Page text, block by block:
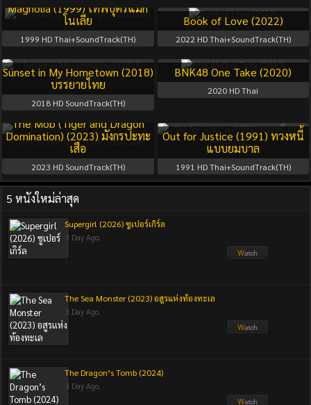
Magnolia (1999) เทพบุตรแม็ก
โนเลีย
1999 HD Thai+SoundTrack(TH)
Book of Love (2022)
2022 HD Thai+SoundTrack(TH)
Sunset in My Hometown (2018)
บรรยายไทย
2018HD SoundTrack(TH)
BNK48 One Take (2020)
2020 HD Thai
The Mob (Tiger and Dragon
Domination) (2023) มังกรปะทะ
เสือ
2023 HD SoundTrack(TH)
Out for Justice (1991) ทวงหนี้
แบบยมบาล
1991 HD Thai+SoundTrack(TH)
5 หนังใหม่ล่าสุด
Supergirl (2026) ซูเปอร์เกิร์ล
3 Day Ago.
The Sea Monster (2023) อสูรแห่งท้องทะเล
3 Day Ago.
The Dragon’s Tomb (2024)
3 Day Ago.